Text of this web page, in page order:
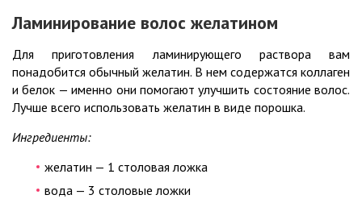
Ламинирование волос желатином
Для приготовления ламинирующего раствора вам
понадобится обычный желатин. В нем содержатся коллаген
и белок — именно они помогают улучшить состояние волос.
Лучше всего использовать желатин в виде порошка.
Ингредиенты:
желатин — 1 столовая ложка
вода — 3 столовые ложки